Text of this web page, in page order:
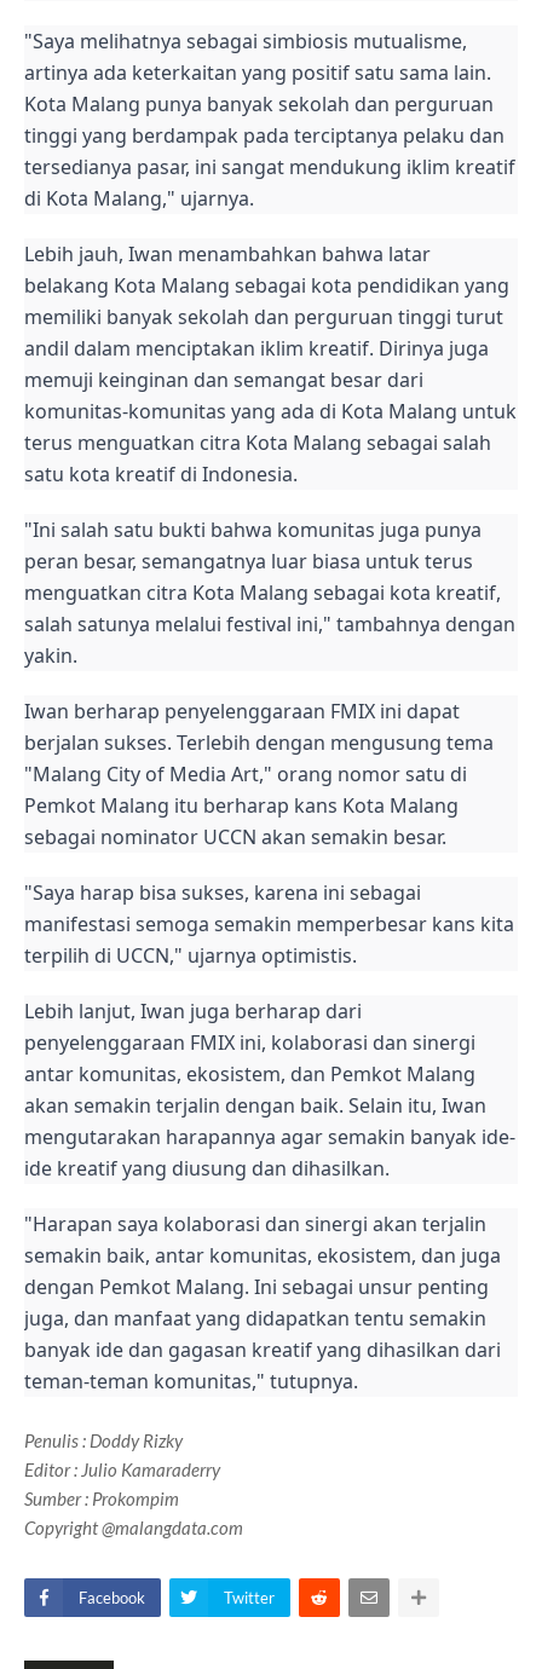
"Saya melihatnya sebagai simbiosis mutualisme,
artinya ada keterkaitan yang positif satu sama lain.
Kota Malang punya banyak sekolah dan perguruan
tinggi yang berdampak pada terciptanya pelaku dan
tersedianya pasar, ini sangat mendukung iklim kreatif
di Kota Malang," ujarnya.
Lebih jauh, Iwan menambahkan bahwa latar
belakang Kota Malang sebagai kota pendidikan yang
memiliki banyak sekolah dan perguruan tinggi turut
andil dalam menciptakan iklim kreatif. Dirinya juga
memuji keinginan dan semangat besar dari
komunitas-komunitas yang ada di Kota Malang untuk
terus menguatkan citra Kota Malang sebagai salah
satu kota kreatif di Indonesia.
"Ini salah satu bukti bahwa komunitas juga punya
peran besar, semangatnya luar biasa untuk terus
menguatkan citra Kota Malang sebagai kota kreatif,
salah satunya melalui festival ini," tambahnya dengan
yakin.
Iwan berharap penyelenggaraan FMIX ini dapat
berjalan sukses. Terlebih dengan mengusung tema
"Malang City of Media Art," orang nomor satu di
Pemkot Malang itu berharap kans Kota Malang
sebagai nominator UCCN akan semakin besar.
"Saya harap bisa sukses, karena ini sebagai
manifestasi semoga semakin memperbesar kans kita
terpilih di UCCN," ujarnya optimistis.
Lebih lanjut, Iwan juga berharap dari
penyelenggaraan FMIX ini, kolaborasi dan sinergi
antar komunitas, ekosistem, dan Pemkot Malang
akan semakin terjalin dengan baik. Selain itu, Iwan
mengutarakan harapannya agar semakin banyak ide-
ide kreatif yang diusung dan dihasilkan.
"Harapan saya kolaborasi dan sinergi akan terjalin
semakin baik, antar komunitas, ekosistem, dan juga
dengan Pemkot Malang. Ini sebagai unsur penting
juga, dan manfaat yang didapatkan tentu semakin
banyak ide dan gagasan kreatif yang dihasilkan dari
teman-teman komunitas," tutupnya.
Penulis: Doddy Rizky
Editor : Julio Kamaraderry
Sumber : Prokompim
Copyright @malangdata.com
Facebook Twitter